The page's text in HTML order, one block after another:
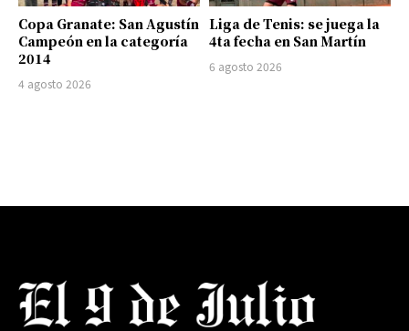
Copa Granate: San Agustín
Campeón en la categoría
2014
4 agosto 2026
Liga de Tenis: se juega la
4ta fecha en San Martín
6 agosto 2026